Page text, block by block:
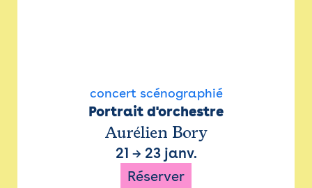
concert scénographié
Portrait d'orchestre
Aurélien Bory
21 → 23 janv.
Réserver